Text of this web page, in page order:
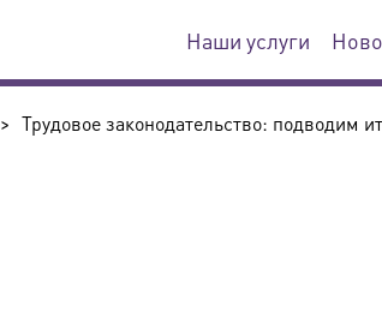
Наши услуги
> Трудовое законодательство: подводим